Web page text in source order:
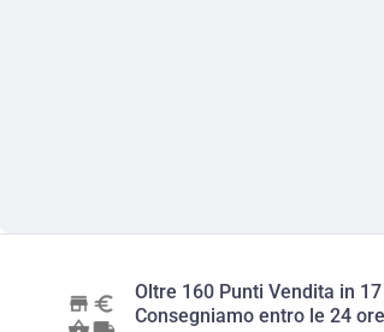
Oltre 160 Punti Vendita in
Consegniamo entro le 24